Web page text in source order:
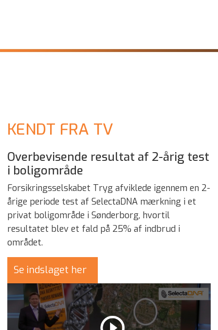
KENDT FRA TV
Overbevisende resultat af 2-årig test
i boligområde
Forsikringsselskabet Tryg afviklede igennem en 2-
årige periode test af SelectaDNA mærkning i et
privat boligområde i Sønderborg, hvortil
resultatet blev et fald på 25% af indbrud i
området.
Se indslaget her